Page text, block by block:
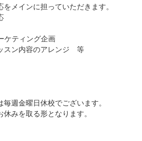
メインに担っていただきます。
ケティング企画
スン内容のアレンジ 等
週⾦曜⽇休校でございます。
みを取る形となります。